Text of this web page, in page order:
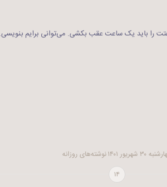
را باید یک ساعت عقب بکشی. می‌توانی برایم بنویسی.
۳۰ شهریور ۱۴۰۱
نوشته‌های روزانه
۱۴